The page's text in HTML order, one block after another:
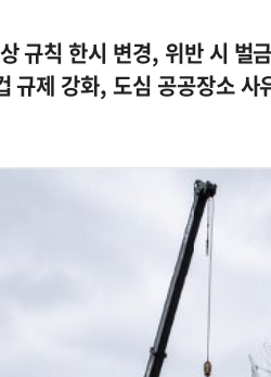
규칙 한시 변경, 위반 시 벌
규제 강화, 도심 공공장소 사